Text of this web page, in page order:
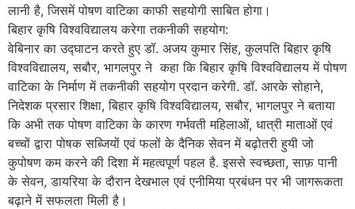
लानी है, जिसमें पोषण वाटिका काफी सहयोगी साबित होगा।
बिहार कृषि विश्वविद्यालय करेगा तकनीकी सहयोग:
वेबिनार का उद्घाटन करते हुए डॉ. अजय कुमार सिंह, कुलपति बिहार कृषि
विश्वविद्यालय, सबौर, भागलपुर ने कहा कि बिहार कृषि विश्वविद्यालय में पोषण
वाटिका के निर्माण में तकनीकी सहयोग प्रदान करेगी. डॉ. आरके सोहाने,
निदेशक प्रसार शिक्षा, बिहार कृषि विश्वविद्यालय, सबौर, भागलपुर ने बताया
कि अभी तक पोषण वाटिका के कारण गर्भवती महिलाओं, धात्री माताओं एवं
बच्चों द्वारा पोषक सब्जियों एवं फलों के दैनिक सेवन में बढ़ोतरी हुयी जो
कुपोषण कम करने की दिशा में महत्वपूर्ण पहल है. इससे स्वच्छता, साफ़ पानी
के सेवन, डायरिया के दौरान देखभाल एवं एनीमिया प्रबंधन पर भी जागरूकता
बढ़ाने में सफलता मिली है।